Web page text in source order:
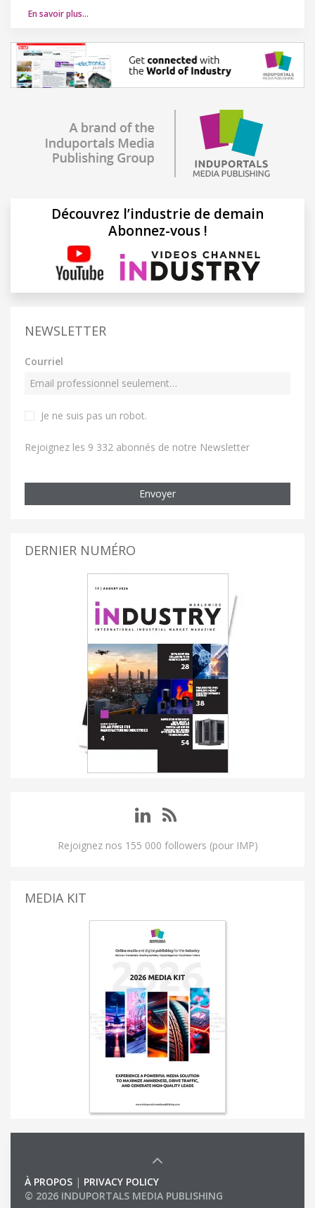
En savoir plus…
Découvrez l’industrie de demain
Abonnez-vous !
NEWSLETTER
Courriel
Je ne suis pas un robot.
Rejoignez les 9 332 abonnés de notre Newsletter
Envoyer
DERNIER NUMÉRO
Rejoignez nos 155 000 followers (pour IMP)
MEDIA KIT
À PROPOS | PRIVACY POLICY
© 2026 INDUPORTALS MEDIA PUBLISHING